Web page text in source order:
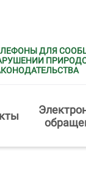
ДЛЯ